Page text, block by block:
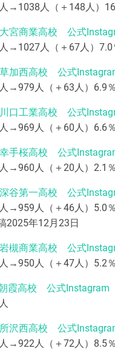
→1038人（＋148人）
大宮商業高校 公式
→1027人（＋67人）7.0
草加西高校 公式
→979人（＋63人）6.9
川口工業高校 公式
→969人（＋60人）6.6
幸手桜高校 公式
→960人（＋20人）2.1
深谷第一高校 公式
→959人（＋46人）5.0
2025年12月23日
岩槻商業高校 公式
→950人（＋47人）5.2
霞高校 公式Instagram
所沢西高校 公式
→922人（＋72人）8.5